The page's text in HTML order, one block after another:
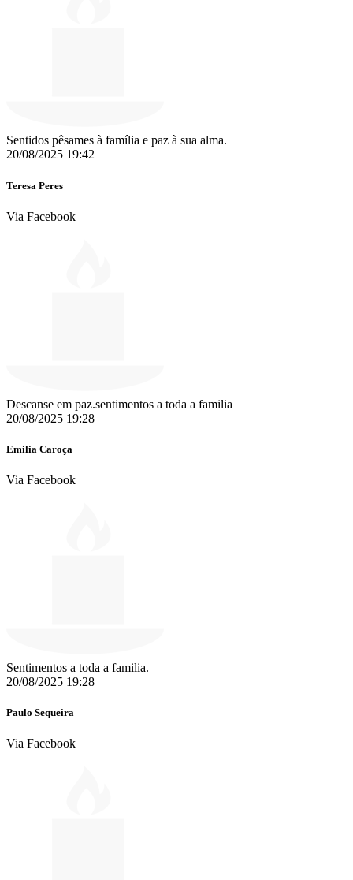
Sentidos pêsames à família e paz à sua alma.
20/08/2025 19:42
Teresa Peres
Via Facebook
Descanse em paz.sentimentos a toda a familia
20/08/2025 19:28
Emilia Caroça
Via Facebook
Sentimentos a toda a familia.
20/08/2025 19:28
Paulo Sequeira
Via Facebook